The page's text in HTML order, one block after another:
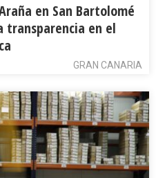
en San Bartolomé
transparencia en el
GRAN CANARIA